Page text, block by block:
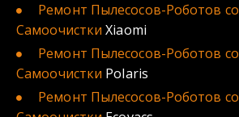
Ремонт Пылесосов-Роботов
Самоочистки Xiaomi
Ремонт Пылесосов-Роботов
Самоочистки Polaris
Ремонт Пылесосов-Роботов